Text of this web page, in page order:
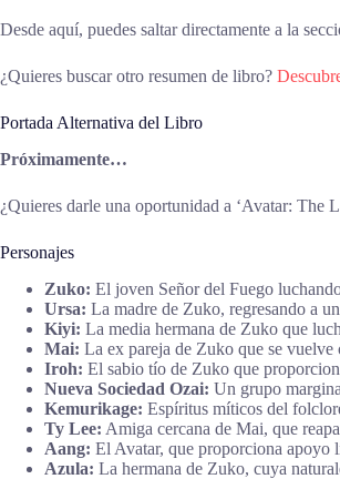
Desde aquí, puedes saltar directamente a la
¿Quieres buscar otro resumen de libro?
Portada Alternativa del Libro
Próximamente…
¿Quieres darle una oportunidad a ‘Avatar: The
Personajes
Zuko: El joven Señor del Fuego
Ursa: La madre de Zuko, regresando a
Kiyi: La media hermana de Zuko que
Mai: La ex pareja de Zuko que se
Iroh: El sabio tío de Zuko que
Nueva Sociedad Ozai: Un grupo
Kemurikage: Espíritus míticos del
Ty Lee: Amiga cercana de Mai, que
Aang: El Avatar, que proporciona apoyo
Azula: La hermana de Zuko, cuya